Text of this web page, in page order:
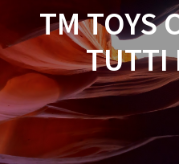
TM TOYS
TUTTI